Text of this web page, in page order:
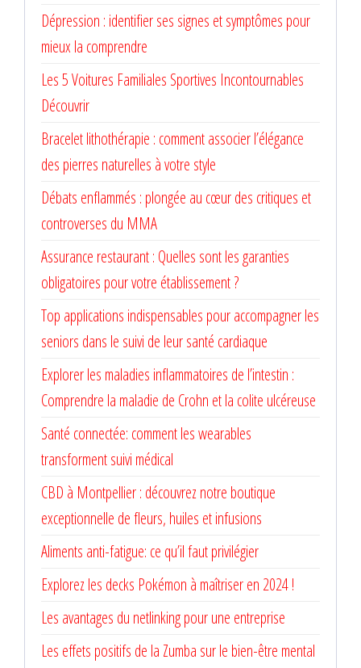
Dépression : identifier ses signes et symptômes pour
mieux la comprendre
Les 5 Voitures Familiales Sportives Incontournables
Découvrir
Bracelet lithothérapie : comment associer l’élégance
des pierres naturelles à votre style
Débats enflammés : plongée au cœur des critiques et
controverses du MMA
Assurance restaurant : Quelles sont les garanties
obligatoires pour votre établissement ?
Top applications indispensables pour accompagner les
seniors dans le suivi de leur santé cardiaque
Explorer les maladies inflammatoires de l’intestin :
Comprendre la maladie de Crohn et la colite ulcéreuse
Santé connectée: comment les wearables
transforment suivi médical
CBD à Montpellier : découvrez notre boutique
exceptionnelle de fleurs, huiles et infusions
Aliments anti-fatigue: ce qu’il faut privilégier
Explorez les decks Pokémon à maîtriser en 2024 !
Les avantages du netlinking pour une entreprise
Les effets positifs de la Zumba sur le bien-être mental